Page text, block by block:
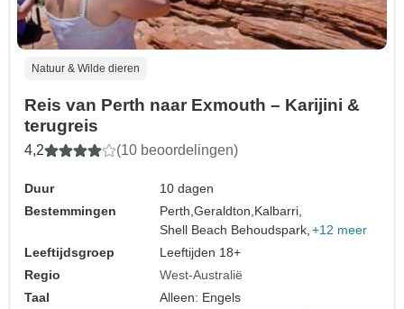
Natuur & Wilde dieren
Reis van Perth naar Exmouth – Karijini &
terugreis
4,2 (10 beoordelingen)
Duur
10 dagen
Bestemmingen
Perth,Geraldton,Kalbarri,
Shell Beach Behoudspark, +12 meer
Leeftijdsgroep
Leeftijden 18+
Regio
West-Australië
Taal
Alleen: Engels